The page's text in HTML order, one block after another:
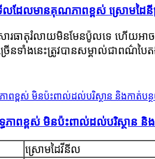
រីលដែលមានគុណភាពខ្ពស់ ស្រោមដៃ
រធាតុរំលាយមិនមែនប៉ូលទេ ហើយអា
រើនទាំងនេះត្រូវបានសម្គាល់ជាពណ៌ប
ភាពខ្ពស់ មិនប៉ះពាល់ដល់បរិស្ថាន និ
ស្រោមដៃវីនីល